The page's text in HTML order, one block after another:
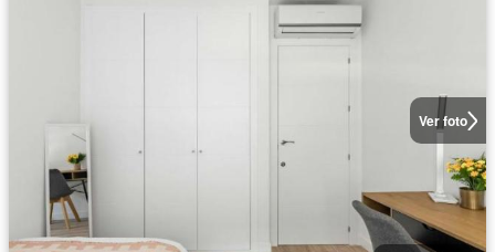
Ver foto